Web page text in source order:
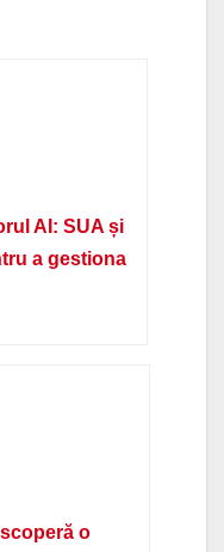
AI: SUA și
a gestiona
o